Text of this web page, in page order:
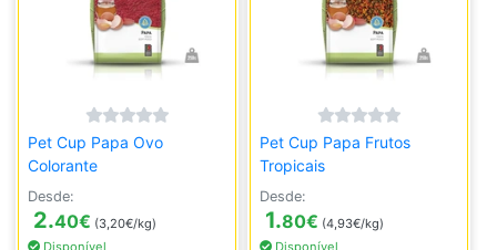
Pet Cup Papa Ovo
Colorante
Desde:
2.40€ (3,20€/kg)
Disponível
Pet Cup Papa Frutos
Tropicais
Desde:
1.80€ (4,93€/kg)
Disponível